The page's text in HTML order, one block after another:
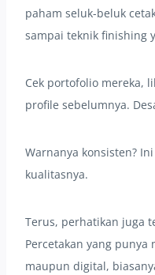
paham seluk-beluk
sampai teknik finishing
Cek portofolio mereka,
profile sebelumnya.
Warnanya konsisten?
kualitasnya.
Terus, perhatikan juga
Percetakan yang
maupun digital,